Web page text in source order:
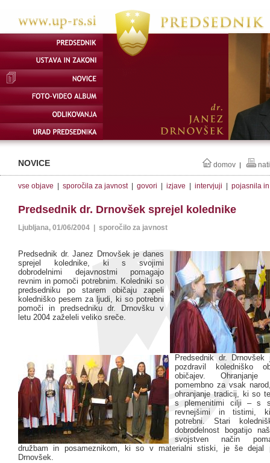
NOVICE domov |
vse objave sporočila za javnost| govori izjave intervjuji pojasnila
Predsednik dr. Drnovšek sprejel kolednike
Ljubljana, 01/06/2004 | sporočilo za javnost
Predsednik dr. Janez Drnovšek je danes
sprejel kolednike, ki s svojimi
dobrodelnimi dejavnostmi pomagajo
revnim in pomoči potrebnim. Koledniki so
predsedniku po starem običaju zapeli
koledniško pesem za ljudi, ki so potrebni
pomoči in predsedniku dr. Drnovšku v
letu 2004 zaželeli veliko sreče.
Predsednik dr.
pozdravil koledniško
običajev.
pomembno za vsak
ohranjanje tradicij, ki so
s plemenitimi cilji – s
revnejšimi in tistimi,
potrebni. Stari
dobrodelnost bogatijo
svojstven način
družbam in posameznikom, ki so v materialni stiski, je še dejal
Drnovšek.